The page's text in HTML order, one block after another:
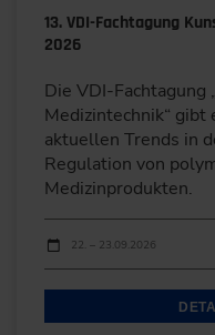
13. VDI-Fachtagung
2026
Die VDI-Fachtagung
Medizintechnik“ gibt
aktuellen Trends in
Regulation von
Medizinprodukten.
Durchführungen
Veranstaltungsdatum
22. – 23.09.2026